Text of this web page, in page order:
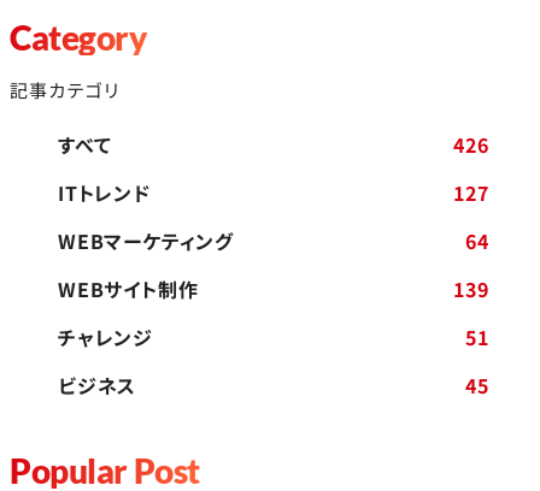
Category
記事カテゴリ
すべて
426
ITトレンド
127
WEBマーケティング
64
WEBサイト制作
139
チャレンジ
51
ビジネス
45
Popular Post